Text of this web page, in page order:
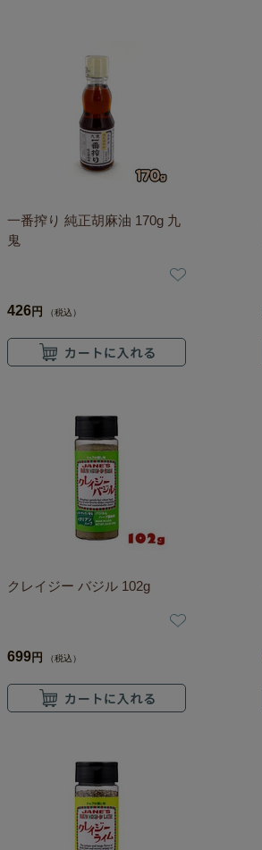
一番搾り 純正胡麻油 170g 九
鬼
426 円 （税込）
クレイジー バジル 102g
699 円 （税込）